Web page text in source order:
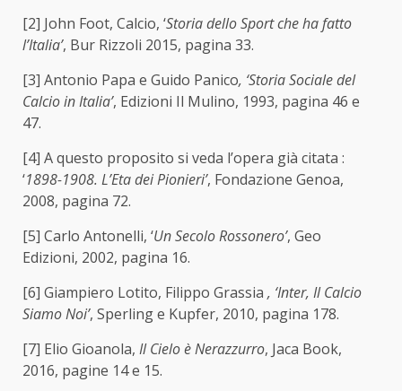
[2] John Foot, Calcio, ‘Storia dello Sport che ha fatto
l’Italia’, Bur Rizzoli 2015, pagina 33.
[3] Antonio Papa e Guido Panico, ‘Storia Sociale del
Calcio in Italia’, Edizioni Il Mulino, 1993, pagina 46 e
47.
[4] A questo proposito si veda l’opera già citata :
‘1898-1908. L’Eta dei Pionieri’, Fondazione Genoa,
2008, pagina 72.
[5] Carlo Antonelli, ‘Un Secolo Rossonero’, Geo
Edizioni, 2002, pagina 16.
[6] Giampiero Lotito, Filippo Grassia , ‘Inter, Il Calcio
Siamo Noi’, Sperling e Kupfer, 2010, pagina 178.
[7] Elio Gioanola, Il Cielo è Nerazzurro, Jaca Book,
2016, pagine 14 e 15.